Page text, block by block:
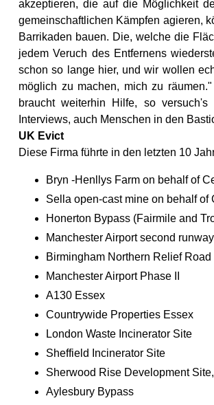
akzeptieren, die auf die Möglichkeit
gemeinschaftlichen Kämpfen agieren,
Barrikaden bauen. Die, welche die
jedem Veruch des Entfernens
schon so lange hier, und wir wollen
möglich zu machen, mich zu
braucht weiterhin Hilfe, so
Interviews, auch Menschen in den
UK Evict
Diese Firma führte in den letzten 10
Bryn -Henllys Farm on behalf of
Sella open-cast mine on behalf of
Honerton Bypass (Fairmile and
Manchester Airport second runway
Birmingham Northern Relief Road
Manchester Airport Phase II
A130 Essex
Countrywide Properties Essex
London Waste Incinerator Site
Sheffield Incinerator Site
Sherwood Rise Development
Aylesbury Bypass